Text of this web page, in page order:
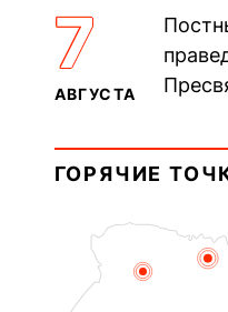
7
АВГУСТА
прп.
ГОРЯЧИЕ